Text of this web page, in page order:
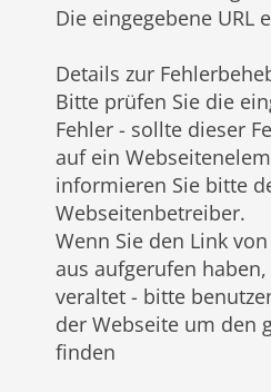
Die eingegebene URL
Details zur
Bitte prüfen Sie die
Fehler - sollte dieser
auf ein
informieren Sie bitte
Webseitenbetreiber.
Wenn Sie den Link
aus aufgerufen
veraltet - bitte
der Webseite um den
finden